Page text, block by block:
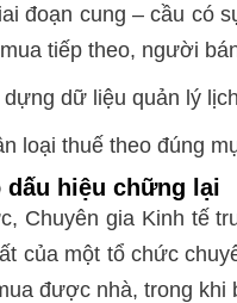
đoạn cung – cầu có
tiếp theo, người
dữ liệu quản lý
loại thuế theo đúng
hiệu chững lại
Chuyên gia Kinh tế
của một tổ chức
được nhà, trong khi